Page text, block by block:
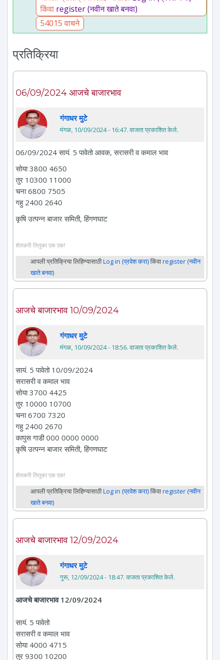
किंवा register (नवीन खाते बनवा)
54015 वाचने
प्रतिक्रिया
06/09/2024 आजचे बाजारभाव
गंगाधर मुटे
मंगळ, 10/09/2024 - 16:47. वाजता प्रकाशित केले.
06/09/2024 सायं. 5 पावेतो आवक, सरासरी व कमाल भाव
सोया 3800 4650
तुर 10300 11000
चना 6800 7505
गहु 2400 2640
कृषि उत्पन्न बाजार समिती, हिंगणघाट
शेतकरी तितुका एक एक!
आपली प्रतिक्रिया लिहिण्यासाठीLog in (प्रवेश करा)किंवाregister (नवीन
खाते बनवा)
आजचे बाजारभाव 10/09/2024
गंगाधर मुटे
मंगळ, 10/09/2024 - 18:56. वाजता प्रकाशित केले.
सायं. 5 पावेतो 10/09/2024
सरासरी व कमाल भाव
सोया 3700 4425
तुर 10000 10700
चना 6700 7320
गहु 2400 2670
कापुस गाडी 000 0000 0000
कृषि उत्पन्न बाजार समिती, हिंगणघाट
शेतकरी तितुका एक एक!
आपली प्रतिक्रिया लिहिण्यासाठीLog in (प्रवेश करा)किंवाregister (नवीन
खाते बनवा)
आजचे बाजारभाव 12/09/2024
गंगाधर मुटे
गुरू, 12/09/2024 - 18:47. वाजता प्रकाशित केले.
आजचे बाजारभाव 12/09/2024
सायं. 5 पावेतो
सरासरी व कमाल भाव
सोया 4000 4715
तुर 9300 10200